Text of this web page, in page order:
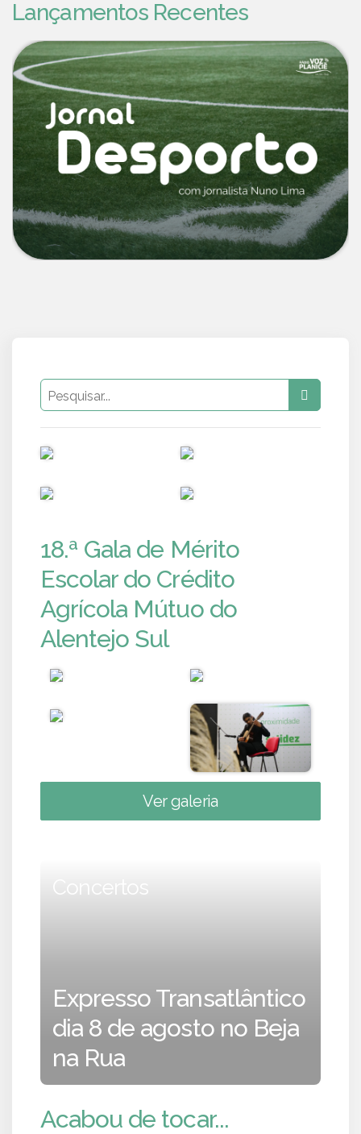
Lançamentos Recentes
18.ª Gala de Mérito
Escolar do Crédito
Agrícola Mútuo do
Alentejo Sul
Ver galeria
Concertos
Expresso Transatlântico
dia 8 de agosto no Beja
na Rua
Acabou de tocar...